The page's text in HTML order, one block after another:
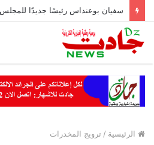
الرئيسية / ترويج المخدرات